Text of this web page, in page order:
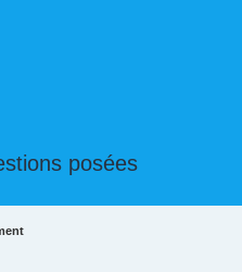
posées